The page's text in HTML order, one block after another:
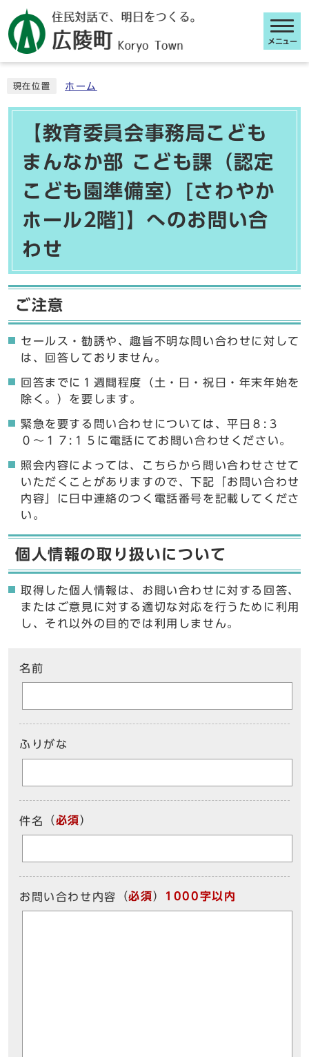
メニュー
現在位置 ホーム
【教育委員会事務局こども
まんなか部 こども課（認定
こども園準備室）[さわやか
ホール2階]】へのお問い合
わせ
ご注意
セールス・勧誘や、趣旨不明な問い合わせに対して
は、回答しておりません。
回答までに１週間程度（土・日・祝日・年末年始を
除く。）を要します。
緊急を要する問い合わせについては、平日８:３
０〜１７:１５に電話にてお問い合わせください。
照会内容によっては、こちらから問い合わせさせて
いただくことがありますので、下記「お問い合わせ
内容」に日中連絡のつく電話番号を記載してくださ
い。
個人情報の取り扱いについて
取得した個人情報は、お問い合わせに対する回答、
またはご意見に対する適切な対応を行うために利用
し、それ以外の目的では利用しません。
名前
ふりがな
件名 （必須）
お問い合わせ内容 （必須） 1000字以内